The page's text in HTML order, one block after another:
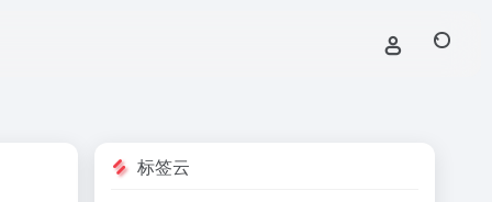
标签云